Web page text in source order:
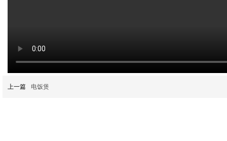
上一篇 电饭煲